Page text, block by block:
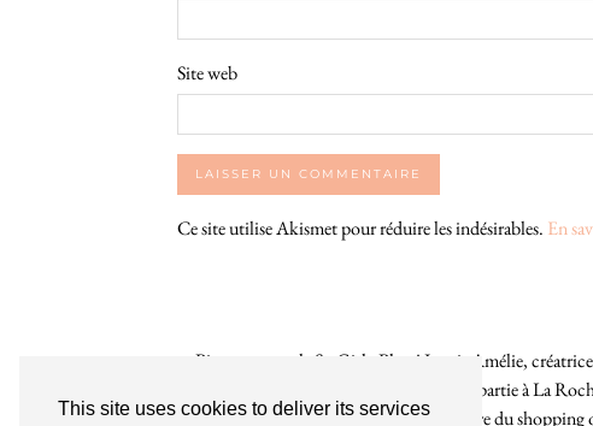
This site uses cookies to deliver its services
Site web
Ce site utilise Akismet pour réduire les indésirables. En
Bienvenue sur le So Girly Blog ! Je suis Amélie,
années. À travers ce blog dédié en grande partie à La
rochelaises pour bruncher, se balader, faire du